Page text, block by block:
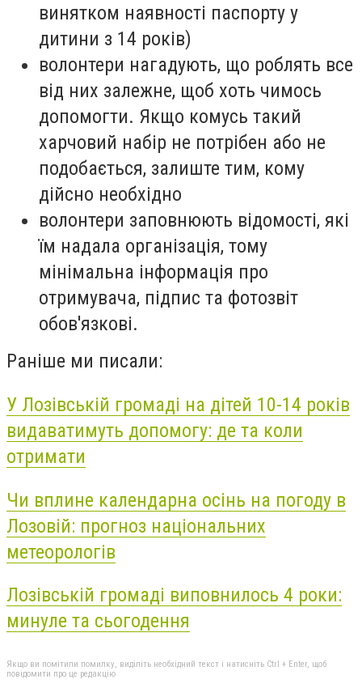
винятком наявності паспорту у
дитини з 14 років)
волонтери нагадують, що роблять все
від них залежне, щоб хоть чимось
допомогти. Якщо комусь такий
харчовий набір не потрібен або не
подобається, залиште тим, кому
дійсно необхідно
волонтери заповнюють відомості, які
їм надала організація, тому
мінімальна інформація про
отримувача, підпис та фотозвіт
обов'язкові.
Раніше ми писали:
У Лозівській громаді на дітей 10-14 років
видаватимуть допомогу: де та коли
отримати
Чи вплине календарна осінь на погоду в
Лозовій: прогноз національних
метеорологів
Лозівській громаді виповнилось 4 роки:
минуле та сьогодення
Якщо ви помітили помилку, виділіть необхідний текст і натисніть Ctrl + Enter, щоб
повідомити про це редакцію